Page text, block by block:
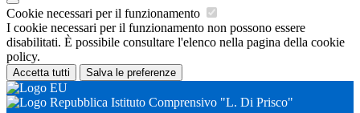
Cookie necessari per il funzionamento
I cookie necessari per il funzionamento non possono essere
disabilitati. È possibile consultare l'elenco nella pagina della cookie
policy.
Accetta tutti Salva le preferenze
Istituto Comprensivo "L. Di Prisco"